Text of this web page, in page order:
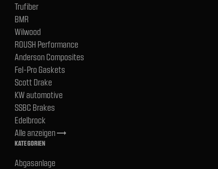
Trufiber
BMR
Wilwood
ROUSH Performance
Anderson Composites
Fel-Pro Gaskets
Scott Drake
KW automotive
SSBC Brakes
Edelbrock
Alle anzeigentrending_flat
KATEGORIEN
Abgasanlage